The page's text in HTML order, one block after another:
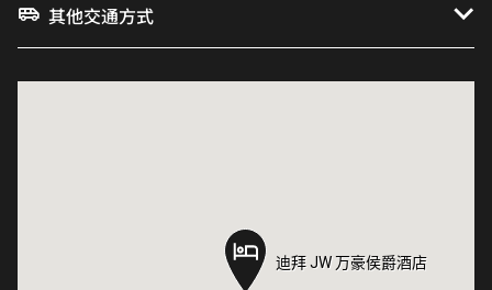
其他交通方式
迪拜 JW 万豪侯爵酒店
迪拜 JW 万豪侯爵酒店